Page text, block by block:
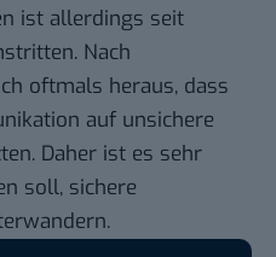
ist allerdings seit
Nach
oftmals heraus, dass
auf unsichere
Daher ist es sehr
soll, sichere